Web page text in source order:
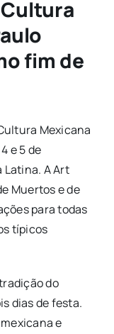
fim de
Mexicana
e 5 de
Latina. A Art
Muertos e de
para todas
típicos
do
dias de festa.
e